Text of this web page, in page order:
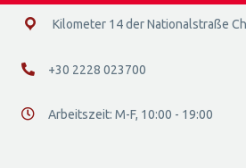
14ο χλμ. Ε.Ο. Χαλκίδας – Αιδηψού,
Kilometer 14 der Nationalstraße
+30 2228 023700
+30 2228 023700
Διεύθυνση οδός 16, Ελλάδα
Arbeitszeit: Μ-F, 10:00 - 19:00